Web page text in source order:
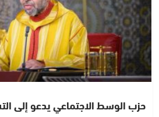
حزب الوسط الاجتماعي يدعو إلى